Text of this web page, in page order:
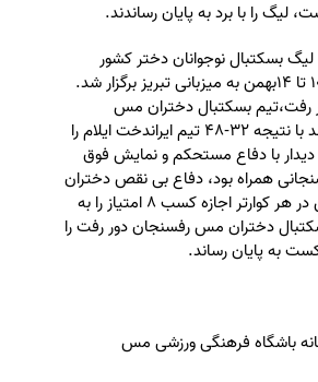
ليگ را با برد به پایان رساندند.
بسكتبال نوجوانان دختر كشور
بصورت متمركز از ١٠ تا ۱۴بهمن به ميزبانی تبريز برگزار شد.
رفت،تيم بسكتبال دختران مس
رفسنجان موفق شد با نتيجه ٣٢-٤٨ تيم ايراندخت ايلام را
با دفاع مستحكم و نمايش فوق
همراه بود، دفاع بی نقص دختران
مس بطور ميانگين در هر كوارتر اجازه كسب ٨ امتياز را به
دختران مس رفسنجان دور رفت را
به پایان رساند.
باشگاه فرهنگی ورزشی مس